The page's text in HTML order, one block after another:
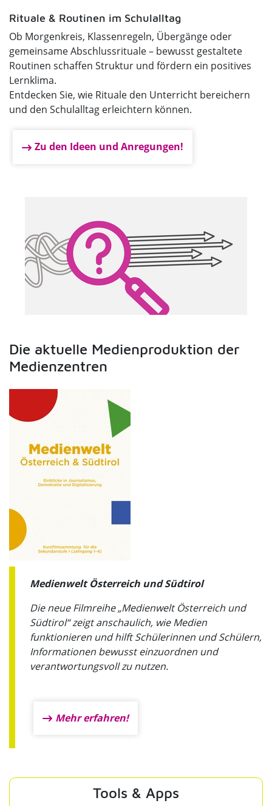
Rituale & Routinen im Schulalltag
Ob Morgenkreis, Klassenregeln, Übergänge oder
gemeinsame Abschlussrituale – bewusst gestaltete
Routinen schaffen Struktur und fördern ein positives
Lernklima.
Entdecken Sie, wie Rituale den Unterricht bereichern
und den Schulalltag erleichtern können.
Zu den Ideen und Anregungen!
Die aktuelle Medienproduktion der
Medienzentren
Medienwelt Österreich und Südtirol
Die neue Filmreihe „Medienwelt Österreich und
Südtirol“ zeigt anschaulich, wie Medien
funktionieren und hilft Schülerinnen und Schülern,
Informationen bewusst einzuordnen und
verantwortungsvoll zu nutzen.
Mehr erfahren!
Tools & Apps